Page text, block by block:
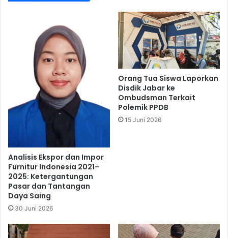
Analisis Ekspor dan Impor
Furnitur Indonesia 2021–
2025: Ketergantungan
Pasar dan Tantangan
Daya Saing
30 Juni 2026
Orang Tua Siswa Laporkan
Disdik Jabar ke
Ombudsman Terkait
Polemik PPDB
15 Juni 2026